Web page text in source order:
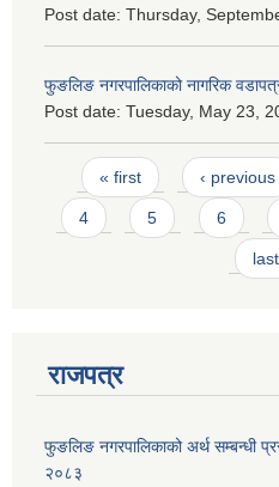
Post date: Thursday,
फुङलिङ नगरपालिकाको नागरिक
Post date: Tuesday, May 23,
Pages
« first ‹ previous
4 5 6
राजपत्र
फुङलिङ नगरपालिकाको अर्थ सम्बन्धी
२०८३